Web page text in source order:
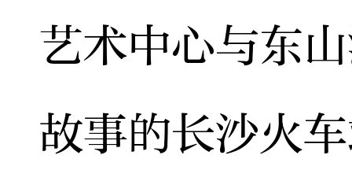
艺术中心与东
故事的长沙火